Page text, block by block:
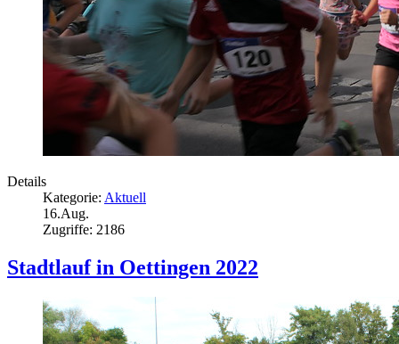
Details
Kategorie: Aktuell
16.Aug.
Zugriffe: 2186
Stadtlauf in Oettingen 2022